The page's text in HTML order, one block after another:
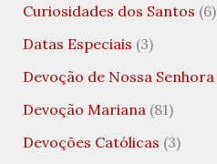
Curiosidades dos Santos (6)
Datas Especiais (3)
Devoção de Nossa Senhora
Devoção Mariana (81)
Devoções Católicas (3)